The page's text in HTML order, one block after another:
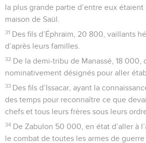
la plus grande partie d’entre eux étaient
maison de Saül.
31 Des fils d’Éphraïm, 20 800, vaillants
d’après leurs familles.
32 De la demi-tribu de Manassé, 18 000,
nominativement désignés pour aller
33 Des fils d’Issacar, ayant la
des temps pour reconnaître ce que
chefs et tous leurs frères sous leurs
34 De Zabulon 50 000, en état d’aller à
le combat de toutes les armes de